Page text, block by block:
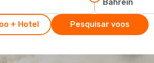
+ Hotel Pesquisar voos